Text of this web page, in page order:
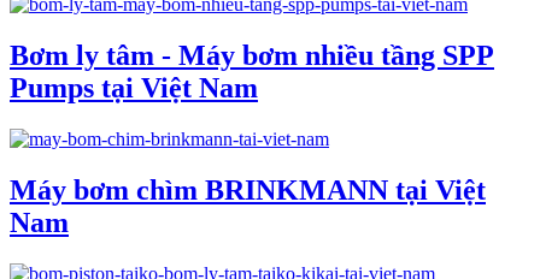
Bơm ly tâm - Máy bơm nhiều tầng SPP
Pumps tại Việt Nam
Máy bơm chìm BRINKMANN tại Việt
Nam